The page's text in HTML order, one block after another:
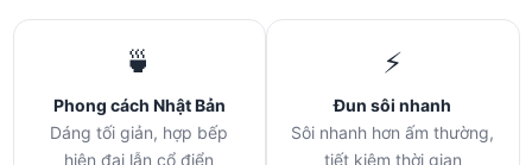
🍵
Phong cách Nhật Bản
Dáng tối giản, hợp bếp
hiện đại lẫn cổ điển
⚡
Đun sôi nhanh
Sôi nhanh hơn ấm thường,
tiết kiệm thời gian